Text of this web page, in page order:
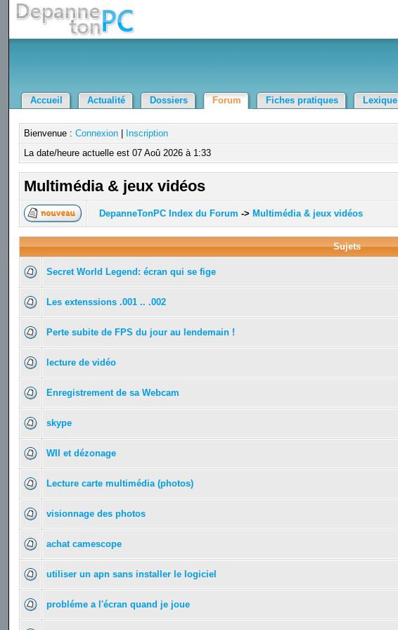
Accueil Actualité Dossiers Forum Fiches pratiques Lexique
Bienvenue : Connexion|
Inscription
La date/heure actuelle est 07 Aoû 2026 à 1:33
Multimédia & jeux vidéos
DepanneTonPC Index du Forum -> Multimédia & jeux vidéos
Sujets
Secret World Legend: écran qui se fige
Les extenssions .001 .. .002
Perte subite de FPS du jour au lendemain !
lecture de vidéo
Enregistrement de sa Webcam
skype
WII et dézonage
Lecture carte multimédia (photos)
visionnage des photos
achat camescope
utiliser un apn sans installer le logiciel
probléme a l'écran quand je joue